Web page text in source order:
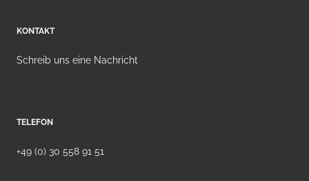
KONTAKT
Schreib uns eine Nachricht
TELEFON
+49 (0) 30 558 91 51